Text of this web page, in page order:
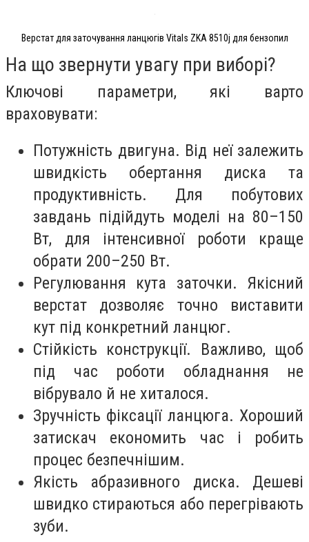
Верстат для заточування ланцюгів Vitals ZKA 8510j для бензопил
На що звернути увагу при виборі?
Ключові параметри, які варто
враховувати:
Потужність двигуна. Від неї залежить
швидкість обертання диска та
продуктивність. Для побутових
завдань підійдуть моделі на 80–150
Вт, для інтенсивної роботи краще
обрати 200–250 Вт.
Регулювання кута заточки. Якісний
верстат дозволяє точно виставити
кут під конкретний ланцюг.
Стійкість конструкції. Важливо, щоб
під час роботи обладнання не
вібрувало й не хиталося.
Зручність фіксації ланцюга. Хороший
затискач економить час і робить
процес безпечнішим.
Якість абразивного диска. Дешеві
швидко стираються або перегрівають
зуби.